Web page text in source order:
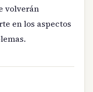
volverán
en los aspectos